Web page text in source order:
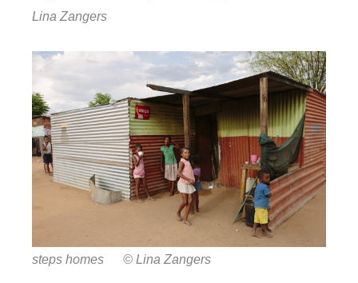
Lina Zangers
steps homes © Lina Zangers